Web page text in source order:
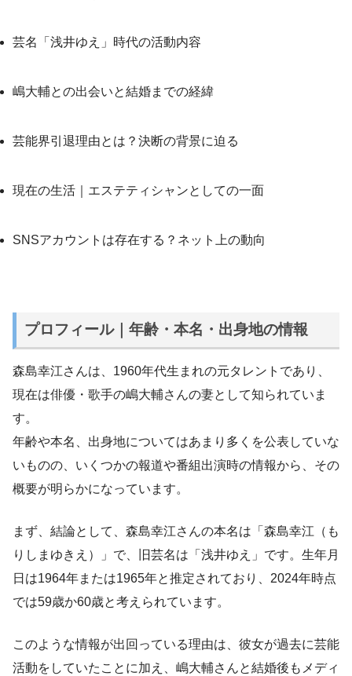
芸名「浅井ゆえ」時代の活動内容
嶋大輔との出会いと結婚までの経緯
芸能界引退理由とは？決断の背景に迫る
現在の生活｜エステティシャンとしての一面
SNSアカウントは存在する？ネット上の動向
プロフィール｜年齢・本名・出身地の情報
森島幸江さんは、1960年代生まれの元タレントであり、
現在は俳優・歌手の嶋大輔さんの妻として知られていま
す。
年齢や本名、出身地についてはあまり多くを公表していな
いものの、いくつかの報道や番組出演時の情報から、その
概要が明らかになっています。
まず、結論として、森島幸江さんの本名は「森島幸江（も
りしまゆきえ）」で、旧芸名は「浅井ゆえ」です。生年月
日は1964年または1965年と推定されており、2024年時点
では59歳か60歳と考えられています。
このような情報が出回っている理由は、彼女が過去に芸能
活動をしていたことに加え、嶋大輔さんと結婚後もメディ